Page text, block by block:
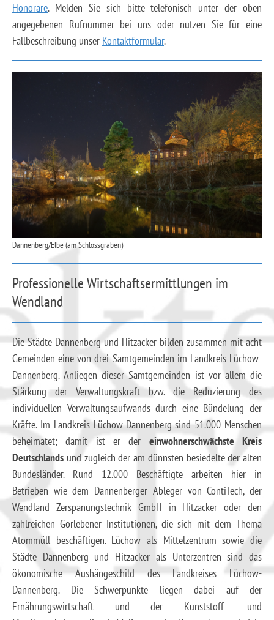
Honorare. Melden Sie sich bitte telefonisch unter der oben
angegebenen Rufnummer bei uns oder nutzen Sie für eine
Fallbeschreibung unser Kontaktformular.
Dannenberg/Elbe (am Schlossgraben)
Professionelle Wirtschaftsermittlungen im
Wendland
Die Städte Dannenberg und Hitzacker bilden zusammen mit acht
Gemeinden eine von drei Samtgemeinden im Landkreis Lüchow-
Dannenberg. Anliegen dieser Samtgemeinden ist vor allem die
Stärkung der Verwaltungskraft bzw. die Reduzierung des
individuellen Verwaltungsaufwands durch eine Bündelung der
Kräfte. Im Landkreis Lüchow-Dannenberg sind 51.000 Menschen
beheimatet; damit ist er der einwohnerschwächste Kreis
Deutschlands und zugleich der am dünnsten besiedelte der alten
Bundesländer. Rund 12.000 Beschäftigte arbeiten hier in
Betrieben wie dem Dannenberger Ableger von ContiTech, der
Wendland Zerspanungstechnik GmbH in Hitzacker oder den
zahlreichen Gorlebener Institutionen, die sich mit dem Thema
Atommüll beschäftigen. Lüchow als Mittelzentrum sowie die
Städte Dannenberg und Hitzacker als Unterzentren sind das
ökonomische Aushängeschild des Landkreises Lüchow-
Dannenberg. Die Schwerpunkte liegen dabei auf der
Ernährungswirtschaft und der Kunststoff- und